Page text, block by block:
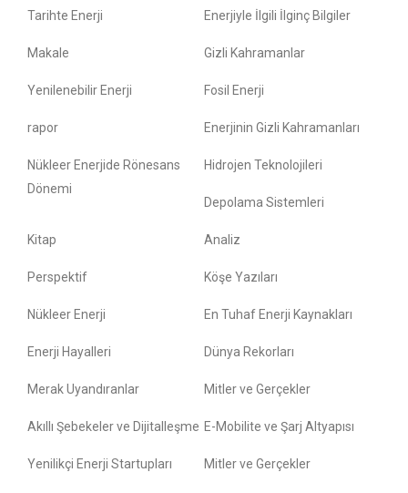
Tarihte Enerji Enerjiyle İlgili İlginç Bilgiler
Makale Gizli Kahramanlar
Yenilenebilir Enerji Fosil Enerji
rapor Enerjinin Gizli Kahramanları
Nükleer Enerjide Rönesans
Dönemi
Hidrojen Teknolojileri
Depolama Sistemleri
Kitap Analiz
Perspektif Köşe Yazıları
Nükleer Enerji En Tuhaf Enerji Kaynakları
Enerji Hayalleri Dünya Rekorları
Merak Uyandıranlar Mitler ve Gerçekler
Akıllı Şebekeler ve Dijitalleşme E-Mobilite ve Şarj Altyapısı
Yenilikçi Enerji Startupları Mitler ve Gerçekler